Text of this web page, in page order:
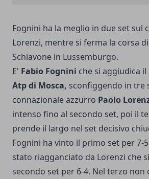
Fognini ha la meglio in due set sul
Lorenzi, mentre si ferma la corsa
Schiavone in Lussemburgo.
E' Fabio Fognini che si aggiudica
Atp di Mosca, sconfiggendo in tre
connazionale azzurro Paolo
intenso fino al secondo set, poi il
prende il largo nel set decisivo
Fognini ha vinto il primo set per 7-
stato riagganciato da Lorenzi che
secondo set per 6-4. Nel terzo non